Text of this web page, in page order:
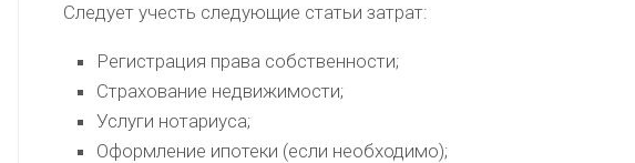
Следует учесть следующие статьи затрат:
Регистрация права собственности;
Страхование недвижимости;
Услуги нотариуса;
Оформление ипотеки (если необходимо);